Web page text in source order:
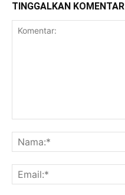
TINGGALKAN KOMENTAR